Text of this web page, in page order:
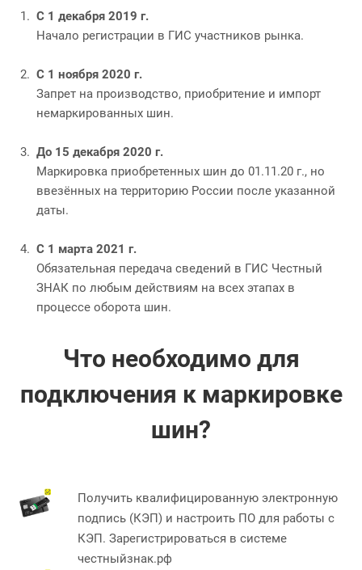
С 1 декабря 2019 г.
Начало регистрации в ГИС участников рынка.
С 1 ноября 2020 г.
Запрет на производство, приобритение и импорт
немаркированных шин.
До 15 декабря 2020 г.
Маркировка приобретенных шин до 01.11.20 г., но
ввезённых на территорию России после указанной
даты.
С 1 марта 2021 г.
Обязательная передача сведений в ГИС Честный
ЗНАК по любым действиям на всех этапах в
процессе оборота шин.
Что необходимо для
подключения к маркировке
шин?
Получить квалифицированную электронную
подпись (КЭП) и настроить ПО для работы с
КЭП. Зарегистрироваться в системе
честныйзнак.рф